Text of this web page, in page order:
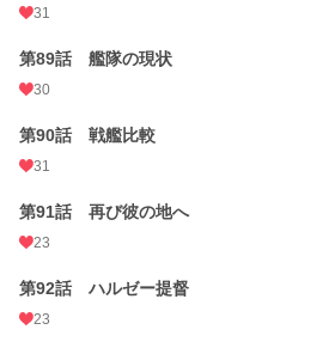
31
第89話 艦隊の現状
30
第90話 戦艦比較
31
第91話 再び彼の地へ
23
第92話 ハルゼー提督
23